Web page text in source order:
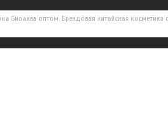
Биоаква оптом. Брендовая китайская